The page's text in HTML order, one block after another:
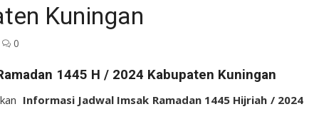
Kuningan
0
1445 H / 2024 Kabupaten Kuningan
Informasi Jadwal Imsak Ramadan 1445 Hijriah / 2024